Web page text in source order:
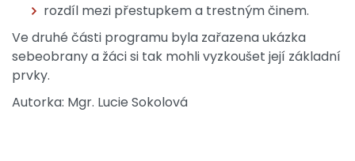
rozdíl mezi přestupkem a trestným činem.
Ve druhé části programu byla zařazena ukázka
sebeobrany a žáci si tak mohli vyzkoušet její základní
prvky.
Autorka: Mgr. Lucie Sokolová